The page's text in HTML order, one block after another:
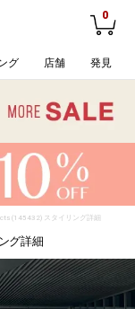
0
グ 店舗 発見
(145432) スタイリング詳細
グ詳細